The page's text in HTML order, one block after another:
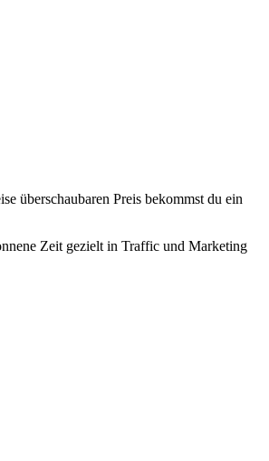
überschaubaren Preis bekommst du ein
Zeit gezielt in Traffic und Marketing